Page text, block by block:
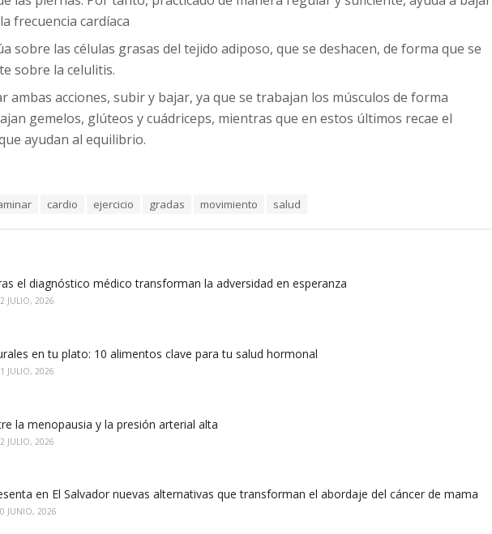
frecuencia cardíaca
sobre las células grasas del tejido adiposo, que se deshacen, de forma que se
sobre la celulitis.
ambas acciones, subir y bajar, ya que se trabajan los músculos de forma
gemelos, glúteos y cuádriceps, mientras que en estos últimos recae el
ayudan al equilibrio.
cardio ejercicio gradas movimiento salud
el diagnóstico médico transforman la adversidad en esperanza
JULIO, 2026
en tu plato: 10 alimentos clave para tu salud hormonal
JULIO, 2026
la menopausia y la presión arterial alta
JULIO, 2026
en El Salvador nuevas alternativas que transforman el abordaje del cáncer de mama
JUNIO, 2026